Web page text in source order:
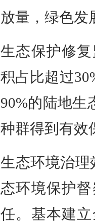
放量，绿色发
生态保护修
积占比超过
90%的陆地生
种群得到有效
生态环境治理
态环境保护
任。基本建